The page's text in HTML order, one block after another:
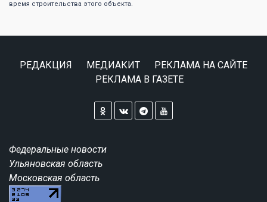
время строительства этого объекта.
РЕДАКЦИЯ МЕДИАКИТ
РЕКЛАМА НА САЙТЕ
РЕКЛАМА В ГАЗЕТЕ
Федеральные новости
Ульяновская область
Московская область